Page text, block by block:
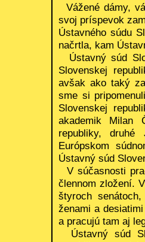
Vážené dámy,
svoj príspevok
Ústavného súdu
načrtla, kam
Ústavný súd
Slovenskej
avšak ako taký
sme si
Slovenskej
akademik Milan
republiky,
Európskom
Ústavný súd
V súčasnosti
člennom zložení.
štyroch
ženami a
a pracujú tam aj
Ústavný súd